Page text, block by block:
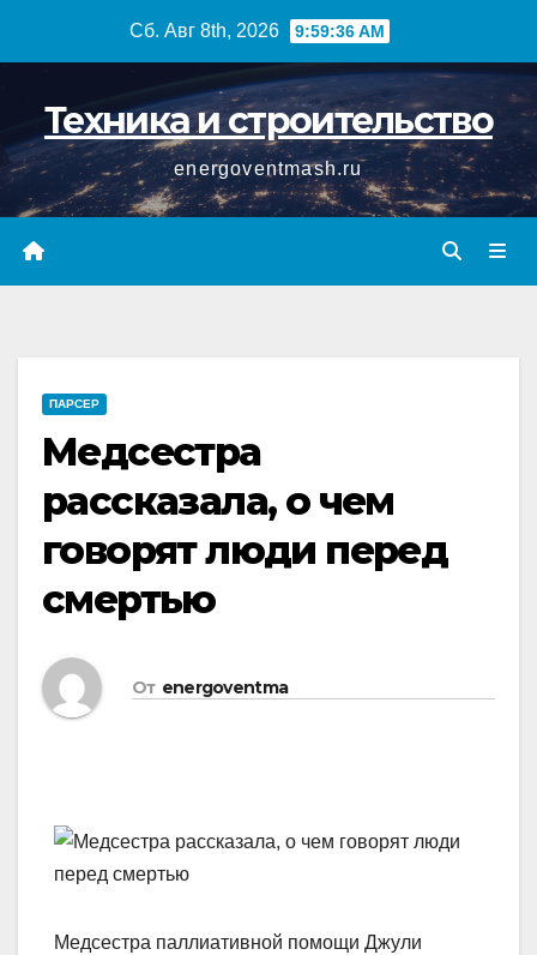
Сб. Авг 8th, 2026 9:59:37 AM
Техника и строительство
energoventmash.ru
ПАРСЕР
Медсестра
рассказала, о чем
говорят люди перед
смертью
От energoventma
Медсестра паллиативной помощи Джули